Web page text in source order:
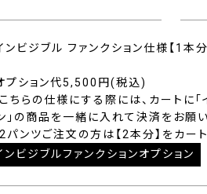
ンビジブル ファンクション仕様【1本分
プション代5,500円(税込)
ちらの仕様にする際には、カートに「
」の商品を一緒に入れて決済をお願い
ンツご注文の方は【2本分】をカート
ンビジブルファンクションオプション